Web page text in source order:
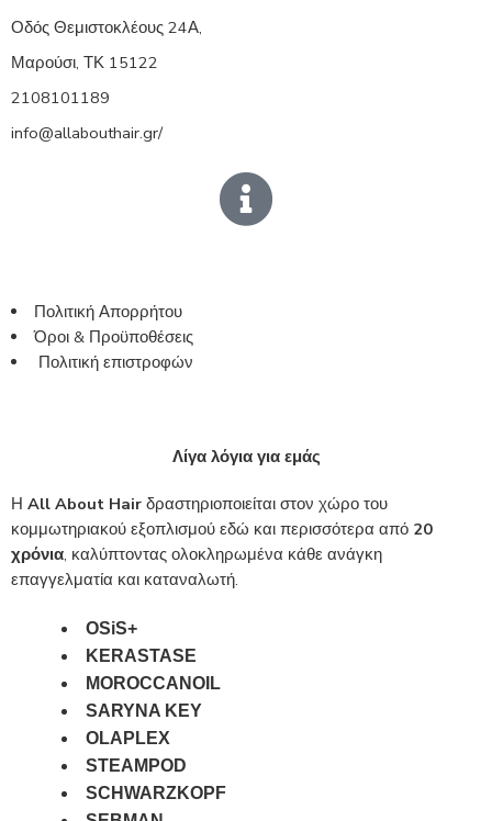
Οδός Θεμιστοκλέους 24Α,
Μαρούσι, ΤΚ 15122
2108101189
info@allabouthair.gr/
Πολιτική Απορρήτου
Όροι & Προϋποθέσεις
Πολιτική επιστροφών
Λίγα λόγια για εμάς
Η All About Hair δραστηριοποιείται στον χώρο του
κομμωτηριακού εξοπλισμού εδώ και περισσότερα από 20
χρόνια, καλύπτοντας ολοκληρωμένα κάθε ανάγκη
επαγγελματία και καταναλωτή.
OSiS+
KERASTASE
MOROCCANOIL
SARYNA KEY
OLAPLEX
STEAMPOD
SCHWARZKOPF